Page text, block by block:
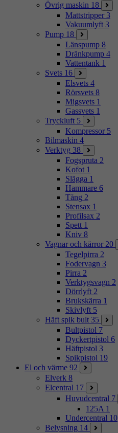
Övrig maskin 18
Mattstripper 3
Vakuumlyft 3
Pump 18
Länspump 8
Dränkpump 4
Vattentank 1
Svets 16
Elsvets 4
Rörsvets 8
Migsvets 1
Gassvets 1
Tryckluft 5
Kompressor 5
Bilmaskin 4
Verktyg 38
Fogspruta 2
Kofot 1
Slägga 1
Hammare 6
Tång 2
Stensax 1
Profilsax 2
Spett 1
Kniv 8
Vagnar och kärror 20
Tegelpirra 2
Fodervagn 3
Pirra 2
Verktygsvagn 2
Dörrlyft 2
Brukskärra 1
Skivlyft 5
Häft spik bult 35
Bultpistol 7
Dyckertpistol 6
Häftpistol 3
Spikpistol 19
El och värme 92
Elverk 8
Elcentral 17
Huvudcentral 7
125A 1
Undercentral 10
Belysning 14